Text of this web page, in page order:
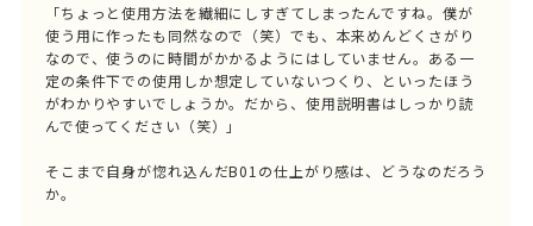
「ちょっと使用方法を繊細にしすぎてしまったんですね。僕が
使う用に作ったも同然なので（笑）でも、本来めんどくさがり
なので、使うのに時間がかかるようにはしていません。ある一
定の条件下での使用しか想定していないつくり、といったほう
がわかりやすいでしょうか。だから、使用説明書はしっかり読
んで使ってください（笑）」
そこまで自身が惚れ込んだB01の仕上がり感は、どうなのだろう
か。